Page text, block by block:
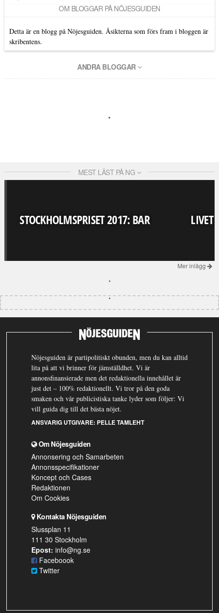
OM BLOGGAR PÅ NÖJESGUIDEN
Detta är en blogg på Nöjesguiden. Åsikterna som förs fram i bloggen är
skribentens.
ANDRA BLOGGAR
MEST LÄST PÅ NG
STOCKHOLMSPRISET 2017: BAR LIVET
Mer inlägg
Nöjesguiden är partipolitiskt obunden, men du kan alltid
lita på att vi brinner för jämställdhet. Vi är
annonsfinansierade men det redaktionella innehållet är
just det – 100% redaktionellt. Vi tror på den goda
smaken och vår publicistiska tanke lyder som följer: Vi
vill guida dig till det bästa nöjet.
ANSVARIG UTGIVARE: PELLE TAMLEHT
Om Nöjesguiden
Annonsering och Samarbeten
Annonsspecifikationer
Koncept och Cases
Redaktionen
Om Cookies
Kontakta Nöjesguiden
Slussplan 11
111 30 Stockholm
Epost: info@ng.se
Faceboook
Twitter